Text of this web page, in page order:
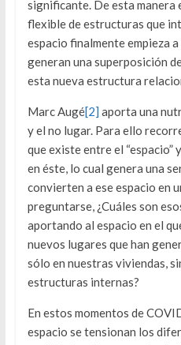
significante. De esta manera
flexible de estructuras que
espacio finalmente empieza
generan una superposición
esta nueva estructura
Marc Augé[2] aporta una
y el no lugar. Para ello
que existe entre el “espacio”
en éste, lo cual genera una
convierten a ese espacio en
preguntarse, ¿Cuáles son
aportando al espacio en el
nuevos lugares que han
sólo en nuestras viviendas,
estructuras internas?
En estos momentos de
espacio se tensionan los